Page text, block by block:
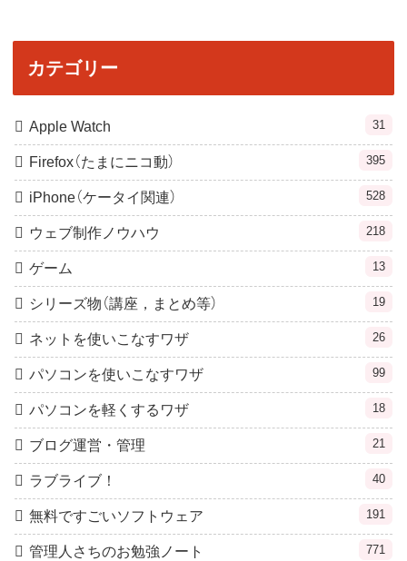
カテゴリー
Apple Watch 31
Firefox（たまにニコ動） 395
iPhone（ケータイ関連） 528
ウェブ制作ノウハウ 218
ゲーム 13
シリーズ物（講座，まとめ等） 19
ネットを使いこなすワザ 26
パソコンを使いこなすワザ 99
パソコンを軽くするワザ 18
ブログ運営・管理 21
ラブライブ！ 40
無料ですごいソフトウェア 191
管理人さちのお勉強ノート 771